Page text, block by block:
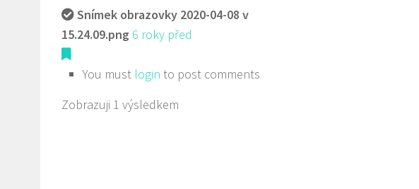
Snímek obrazovky 2020-04-08 v
15.24.09.png 6 roky před
You must login to post comments
Zobrazuji 1 výsledkem